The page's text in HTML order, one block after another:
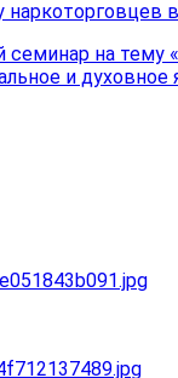
на тему
и духовное